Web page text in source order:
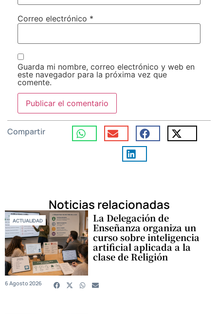
Correo electrónico *
Guarda mi nombre, correo electrónico y web en
este navegador para la próxima vez que
comente.
Compartir
Noticias relacionadas
ACTUALIDAD La Delegación de
Enseñanza organiza un
curso sobre inteligencia
artificial aplicada a la
clase de Religión
6 Agosto 2026